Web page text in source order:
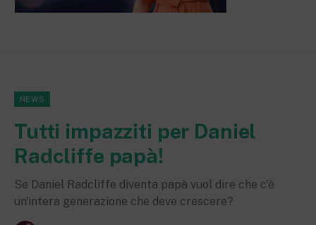
NEWS
Tutti impazziti per Daniel
Radcliffe papà!
Se Daniel Radcliffe diventa papà vuol dire che c'è
un'intera generazione che deve crescere?